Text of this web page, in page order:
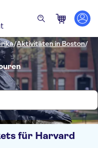
/Aktivitäten in Boston/
für Harvard